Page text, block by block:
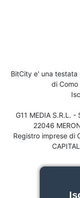
BitCity e' una
di
G11 MEDIA S.R.L.
22046
Registro imprese di